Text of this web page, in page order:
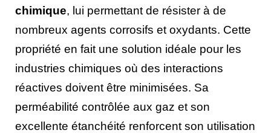
chimique, lui permettant de résister à de
nombreux agents corrosifs et oxydants. Cette
propriété en fait une solution idéale pour les
industries chimiques où des interactions
réactives doivent être minimisées. Sa
perméabilité contrôlée aux gaz et son
excellente étanchéité renforcent son utilisation